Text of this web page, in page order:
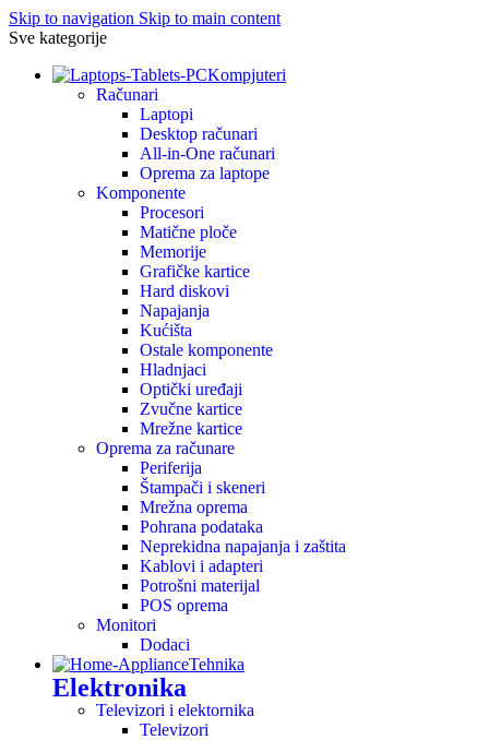
Skip to navigation Skip to main content
Sve kategorije
Kompjuteri
Računari
Laptopi
Desktop računari
All-in-One računari
Oprema za laptope
Komponente
Procesori
Matične ploče
Memorije
Grafičke kartice
Hard diskovi
Napajanja
Kućišta
Ostale komponente
Hladnjaci
Optički uređaji
Zvučne kartice
Mrežne kartice
Oprema za računare
Periferija
Štampači i skeneri
Mrežna oprema
Pohrana podataka
Neprekidna napajanja i zaštita
Kablovi i adapteri
Potrošni materijal
POS oprema
Monitori
Dodaci
Tehnika
Elektronika
Televizori i elektornika
Televizori